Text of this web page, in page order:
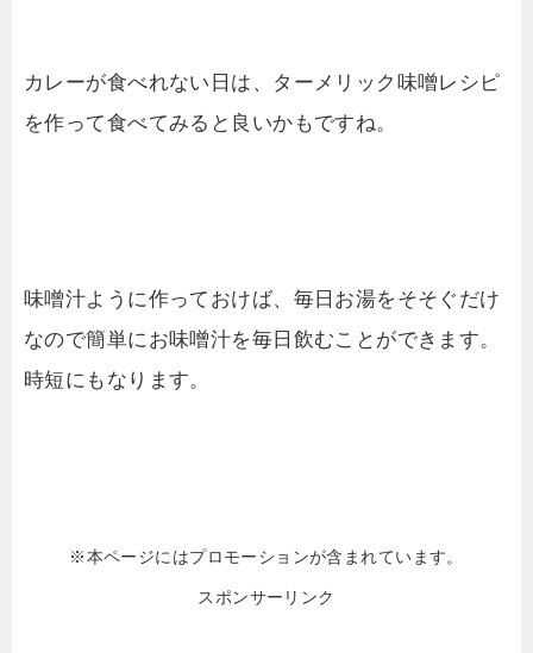
カレーが食べれない日は、ターメリック味噌レシピ
を作って食べてみると良いかもですね。
味噌汁ように作っておけば、毎日お湯をそそぐだけ
なので簡単にお味噌汁を毎日飲むことができます。
時短にもなります。
※本ページにはプロモーションが含まれています。
スポンサーリンク